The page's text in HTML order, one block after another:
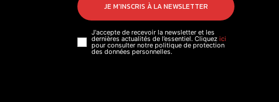
JE M'INSCRIS À LA NEWSLETTER
J'accepte de recevoir la newsletter et les
dernières actualités de l’essentiel. Cliquez ici
pour consulter notre politique de protection
des données personnelles.